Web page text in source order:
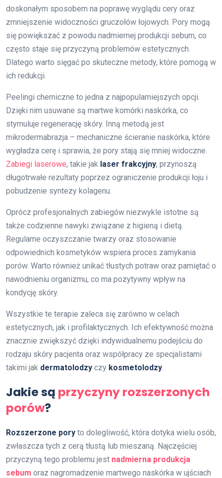
doskonałym sposobem na poprawę wyglądu cery oraz
zmniejszenie widoczności gruczołów łojowych. Pory mogą
się powiększać z powodu nadmiernej produkcji sebum, co
często staje się przyczyną problemów estetycznych.
Dlatego warto sięgać po skuteczne metody, które pomogą w
ich redukcji.
Peelingi chemiczne to jedna z najpopularniejszych opcji.
Dzięki nim usuwane są martwe komórki naskórka, co
stymuluje regenerację skóry. Inną metodą jest
mikrodermabrazja – mechaniczne ścieranie naskórka, które
wygładza cerę i sprawia, że pory stają się mniej widoczne.
Zabiegi laserowe, takie jak laser frakcyjny, przynoszą
długotrwałe rezultaty poprzez ograniczenie produkcji łoju i
pobudzenie syntezy kolagenu.
Oprócz profesjonalnych zabiegów niezwykle istotne są
także codzienne nawyki związane z higieną i dietą.
Regularne oczyszczanie twarzy oraz stosowanie
odpowiednich kosmetyków wspiera proces zamykania
porów. Warto również unikać tłustych potraw oraz pamiętać o
nawodnieniu organizmu, co ma pozytywny wpływ na
kondycję skóry.
Wszystkie te terapie zaleca się zarówno w celach
estetycznych, jak i profilaktycznych. Ich efektywność można
znacznie zwiększyć dzięki indywidualnemu podejściu do
rodzaju skóry pacjenta oraz współpracy ze specjalistami
takimi jak dermatolodzy czy kosmetolodzy
Jakie są przyczyny rozszerzonych
porów?
Rozszerzone pory to dolegliwość, która dotyka wielu osób,
zwłaszcza tych z cerą tłustą lub mieszaną. Najczęściej
przyczyną tego problemu jest nadmierna produkcja
sebum oraz nagromadzenie martwego naskórka w ujściach